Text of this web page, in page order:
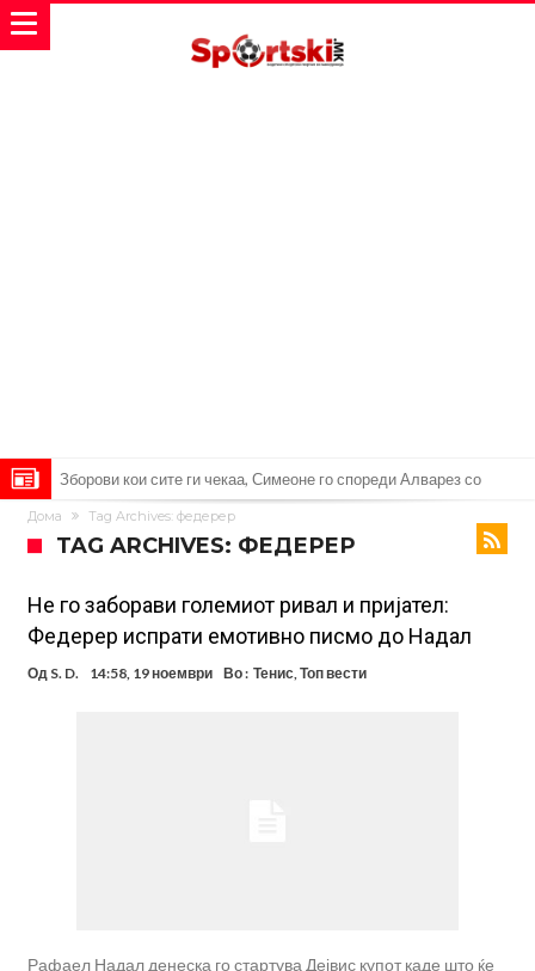
Реал Мадрид ја прекинува потрагата по нов играч за врска
Мекгрегор успешно опериран: Коленото е средено, се враќам
Ханси Флик не жали долго за Араухо, туку брзо најде замена во
англиската Премиер лига
Играч на Барселона бесен го напушти тренингот по
срцепарателните зборови на Флик
Кам-бек на терен за Мудрик по над 600 дена, но веднаш
заМИнува на позајмица!?
Џејк Пол започнува голем напад на УФЦ
Дома Tag Archives: федерер
TAG ARCHIVES: ФЕДЕРЕР
Не го заборави големиот ривал и пријател:
Федерер испрати емотивно писмо до Надал
Од S. D. 14:58, 19 ноември Во : Тенис, Топ вести
Рафаел Надал денеска го стартува Дејвис купот каде што ќе